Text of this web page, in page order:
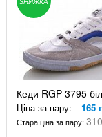
Кеди RGP 3795
Ціна за пару: 165
Стара ціна за пару: